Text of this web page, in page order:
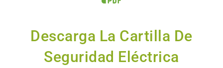
Descarga La Cartilla De
Seguridad Eléctrica